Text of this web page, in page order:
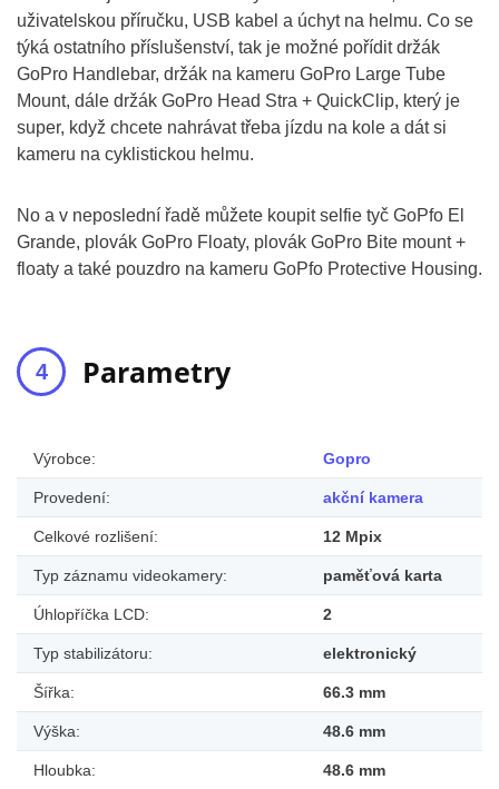
uživatelskou příručku, USB kabel a úchyt na helmu. Co se
týká ostatního příslušenství, tak je možné pořídit držák
GoPro Handlebar, držák na kameru GoPro Large Tube
Mount, dále držák GoPro Head Stra + QuickClip, který je
super, když chcete nahrávat třeba jízdu na kole a dát si
kameru na cyklistickou helmu.
No a v neposlední řadě můžete koupit selfie tyč GoPfo El
Grande, plovák GoPro Floaty, plovák GoPro Bite mount +
floaty a také pouzdro na kameru GoPfo Protective Housing.
Parametry
Výrobce: Gopro
Provedení: akční kamera
Celkové rozlišení: 12 Mpix
Typ záznamu videokamery: paměťová karta
Úhlopříčka LCD: 2
Typ stabilizátoru: elektronický
Šířka: 66.3 mm
Výška: 48.6 mm
Hloubka: 48.6 mm